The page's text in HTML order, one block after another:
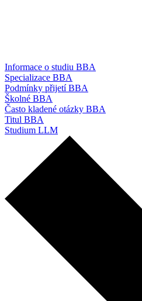
Informace o studiu BBA
Specializace BBA
Podmínky přijetí BBA
Školné BBA
Často kladené otázky BBA
Titul BBA
Studium LLM